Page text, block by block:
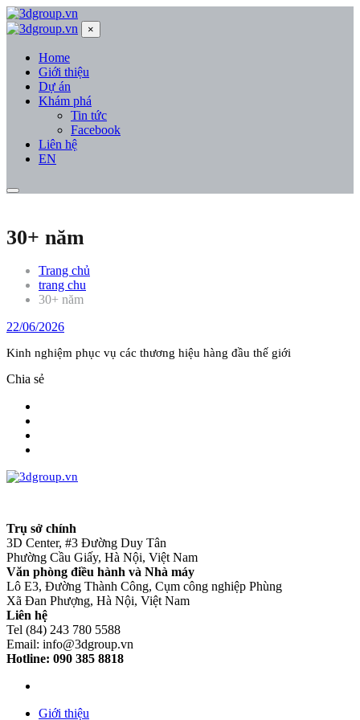
×
Home
Giới thiệu
Dự án
Khám phá
Tin tức
Facebook
Liên hệ
EN
30+ năm
Trang chủ
trang chu
30+ năm
22/06/2026
Kinh nghiệm phục vụ các thương hiệu hàng đầu thế giới
Chia sẻ
Trụ sở chính
3D Center, #3 Đường Duy Tân
Phường Cầu Giấy, Hà Nội, Việt Nam
Văn phòng điều hành và Nhà máy
Lô E3, Đường Thành Công, Cụm công nghiệp Phùng
Xã Đan Phượng, Hà Nội, Việt Nam
Liên hệ
Tel (84) 243 780 5588
Email: info@3dgroup.vn
Hotline: 090 385 8818
Giới thiệu